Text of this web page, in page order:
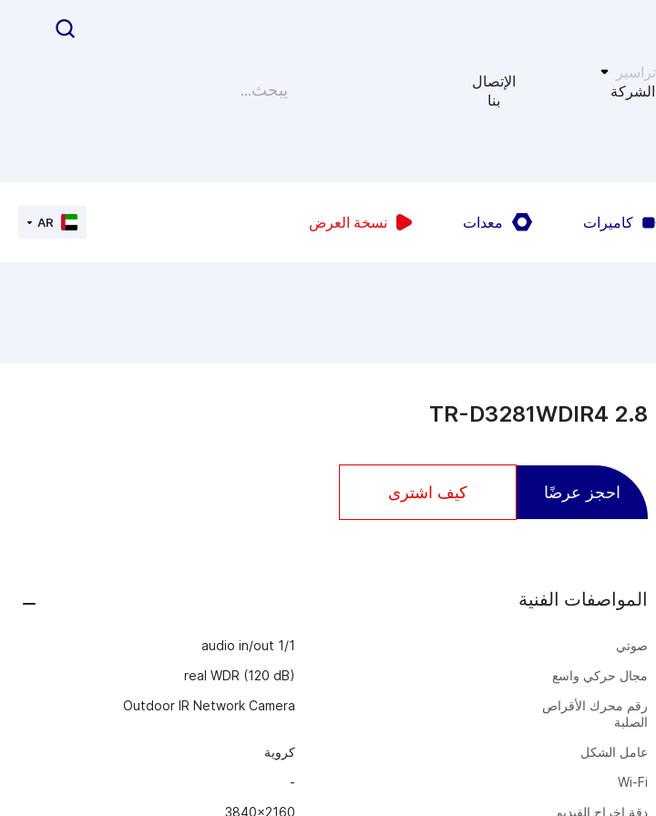
الإتصال
بنا
كاميرات معدات نسخة العرض AR
TR-D3281WDIR4 2.8
احجز عرضًا كيف اشترى
المواصفات الفنية
صوتي
audio in/out 1/1
مجال حركي واسع
real WDR (120 dB)
رقم محرك الأقراص
الصلبة
Outdoor IR Network Camera
عامل الشكل
كروية
Wi-Fi
-
دقة إخراج الفيديو
3840x2160